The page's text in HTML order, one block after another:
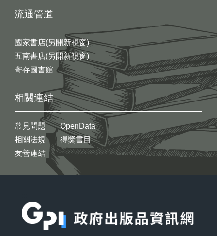
流通管道
國家書店(另開新視窗)
五南書店(另開新視窗)
寄存圖書館
相關連結
常見問題
相關法規
友善連結
OpenData
得獎書目